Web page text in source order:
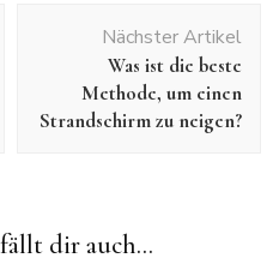
Nächster Artikel
Was ist die beste
Methode, um einen
Strandschirm zu neigen?
dir auch...